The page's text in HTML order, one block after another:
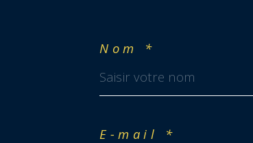
Nom *
E-mail *